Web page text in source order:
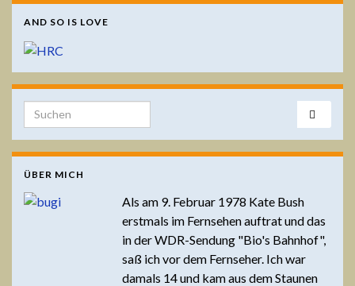
AND SO IS LOVE
Search for:
ÜBER MICH
Als am 9. Februar 1978 Kate Bush
erstmals im Fernsehen auftrat und das
in der WDR-Sendung "Bio's Bahnhof",
saß ich vor dem Fernseher. Ich war
damals 14 und kam aus dem Staunen